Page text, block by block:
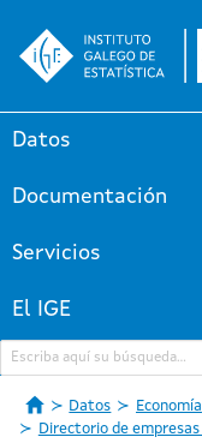
Datos
Documentación
Servicios
El IGE
Datos
Economía
Directorio de